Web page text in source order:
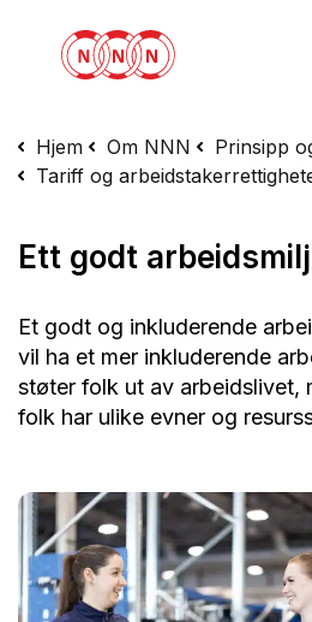
Hjem Om NNN
Prinsipp
Tariff og
Ett godt
Et godt og inkluderende
vil ha et mer inkluderende
støter folk ut av arbeidslivet,
folk har ulike evner og